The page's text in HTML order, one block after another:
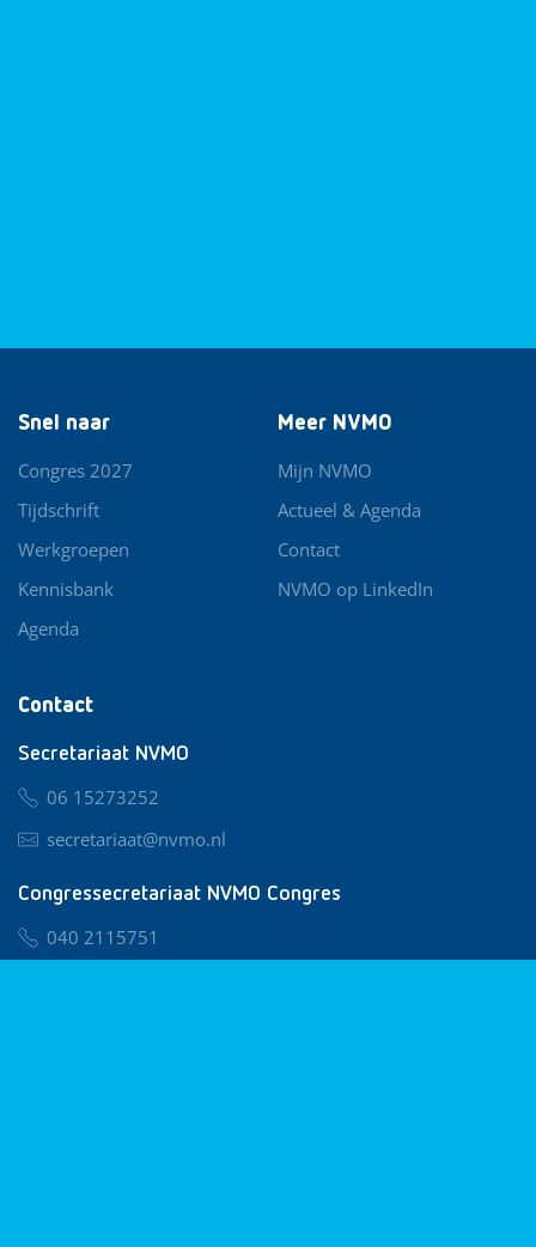
Contact
Secretariaat NVMO
06 15273252
secretariaat@nvmo.nl
Congressecretariaat NVMO Congres
040 2115751
Snel naar
Congres 2027
Tijdschrift
Werkgroepen
Kennisbank
Agenda
Meer NVMO
Mijn NVMO
Actueel & Agenda
Contact
NVMO op LinkedIn